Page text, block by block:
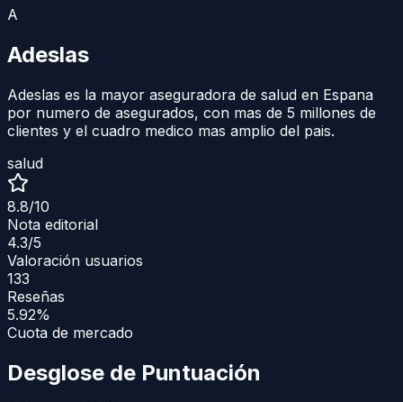
A
Adeslas
Adeslas es la mayor aseguradora de salud en Espana
por numero de asegurados, con mas de 5 millones de
clientes y el cuadro medico mas amplio del pais.
salud
8.8/10
Nota editorial
4.3/5
Valoración usuarios
133
Reseñas
5.92%
Cuota de mercado
Desglose de Puntuación